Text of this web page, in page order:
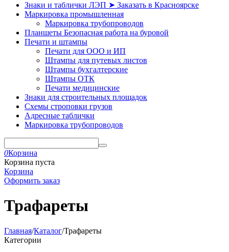
Знаки и таблички ЛЭП ➤ Заказать в Красноярске
Маркировка промышленная
Маркировка трубопроводов
Планшеты Безопасная работа на буровой
Печати и штампы
Печати для ООО и ИП
Штампы для путевых листов
Штампы бухгалтерские
Штампы ОТК
Печати медицинские
Знаки для строительных площадок
Схемы строповки грузов
Адресные таблички
Маркировка трубопроводов
0Корзина
Корзина пуста
Корзина
Оформить заказ
Трафареты
Главная/Каталог/Трафареты
Категории